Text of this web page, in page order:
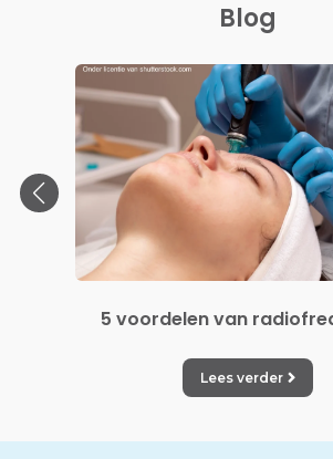
Blog
5 voordelen van
Lees verder